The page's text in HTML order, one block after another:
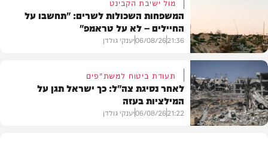
חדשות
צבא וביטחון
המשפחות השכולות לשרים: "תחשבו על
החיילים – לא על טראמפ"
21:36
06/08/26יענקי גולדן
תעודת ביטוח למשת"פים
לאחר נסיגת צה"ל: כך ישראל תגן על
המילציות בעזה
21:22
06/08/26יענקי גולדן